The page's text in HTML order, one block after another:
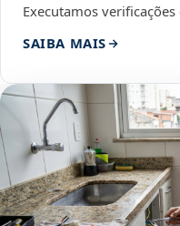
Executamos
SAIBA MAIS